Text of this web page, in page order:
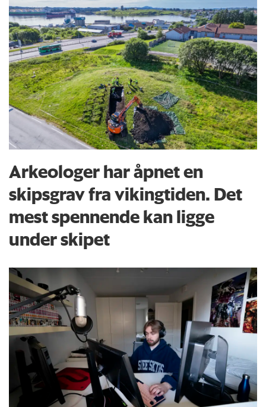
Arkeologer har åpnet en
skipsgrav fra vikingtiden. Det
mest spennende kan ligge
under skipet